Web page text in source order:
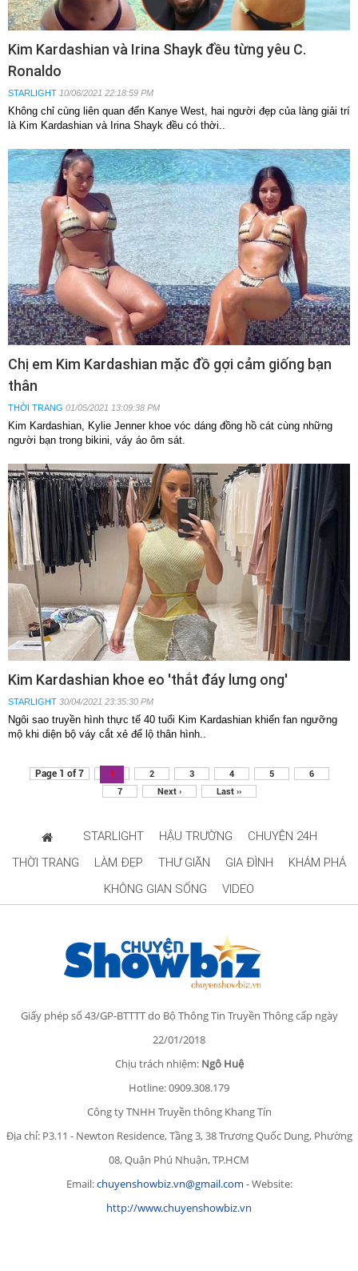
Kim Kardashian và Irina Shayk đều từng yêu C.
Ronaldo
STARLIGHT 10/06/2021 22:18:59 PM
Không chỉ cùng liên quan đến Kanye West, hai người đẹp của làng giải trí
là Kim Kardashian và Irina Shayk đều có thời..
Chị em Kim Kardashian mặc đồ gợi cảm giống bạn
thân
THỜI TRANG 01/05/2021 13:09:38 PM
Kim Kardashian, Kylie Jenner khoe vóc dáng đồng hồ cát cùng những
người bạn trong bikini, váy áo ôm sát.
Kim Kardashian khoe eo 'thắt đáy lưng ong'
STARLIGHT 30/04/2021 23:35:30 PM
Ngôi sao truyền hình thực tế 40 tuổi Kim Kardashian khiến fan ngưỡng
mộ khi diện bộ váy cắt xẻ để lộ thân hình..
Page 1 of 7 1 2 3 4 5
6
7
Next › Last ››
STARLIGHT HẬU TRƯỜNG
CHUYỆN 24H
THỜI TRANG
LÀM ĐẸP THƯ GIÃN GIA ĐÌNH
KHÁM PHÁ
KHÔNG GIAN SỐNG
VIDEO
Giấy phép số 43/GP-BTTTT do Bộ Thông Tin Truyền Thông cấp ngày
22/01/2018
Chịu trách nhiệm: Ngô Huệ
Hotline: 0909.308.179
Công ty TNHH Truyền thông Khang Tín
Địa chỉ: P3.11 - Newton Residence, Tầng 3, 38 Trương Quốc Dung, Phường
08, Quận Phú Nhuận, TP.HCM
Email:chuyenshowbiz.vn@gmail.com - Website:
http://www.chuyenshowbiz.vn